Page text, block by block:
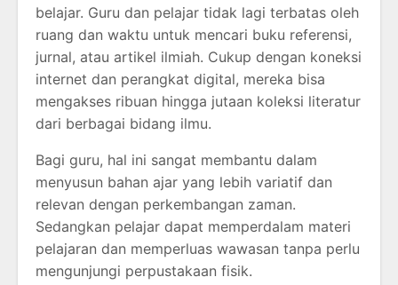
belajar. Guru dan pelajar tidak lagi terbatas oleh
ruang dan waktu untuk mencari buku referensi,
jurnal, atau artikel ilmiah. Cukup dengan koneksi
internet dan perangkat digital, mereka bisa
mengakses ribuan hingga jutaan koleksi literatur
dari berbagai bidang ilmu.
Bagi guru, hal ini sangat membantu dalam
menyusun bahan ajar yang lebih variatif dan
relevan dengan perkembangan zaman.
Sedangkan pelajar dapat memperdalam materi
pelajaran dan memperluas wawasan tanpa perlu
mengunjungi perpustakaan fisik.